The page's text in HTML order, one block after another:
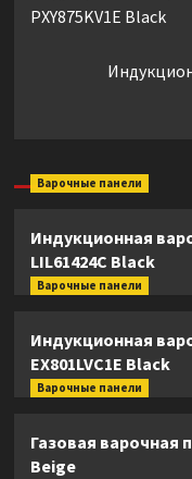
PXY875KV1E Black
Варочные панели
Индукционная
LIL61424C Black
Варочные панели
Индукционная
EX801LVC1E Black
Варочные панели
Газовая варочная
Beige